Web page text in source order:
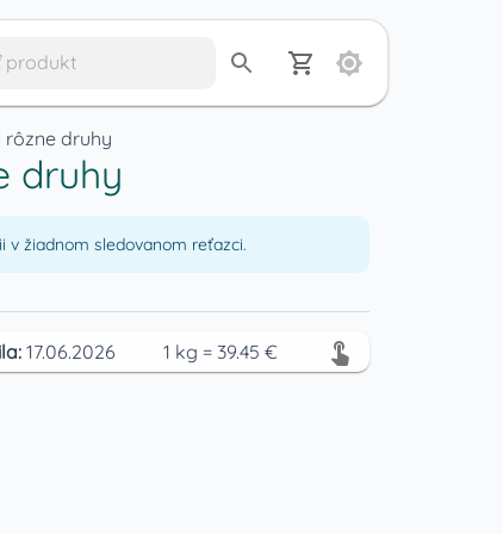
druhy
druhy
v žiadnom sledovanom reťazci.
17.06.2026 1 kg = 39.45 €